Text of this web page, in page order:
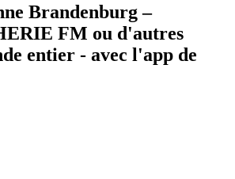
Brandenburg –
FM ou d'autres
entier - avec l'app de